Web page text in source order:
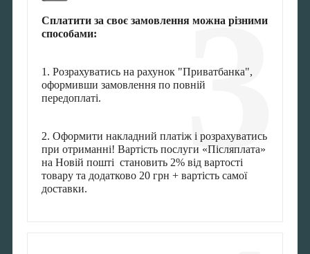
3
Сплатити за своє замовлення можна різними
способами:
1. Розрахуватись на рахунок "Приватбанка",
оформивши замовлення по повній
передоплаті.
2. Оформити накладний платіж і розрахуватись
при отриманні! Вартість послуги «Післяплата»
на Новій пошті становить 2% від вартості
товару та додатково 20 грн + вартість самої
доставки.